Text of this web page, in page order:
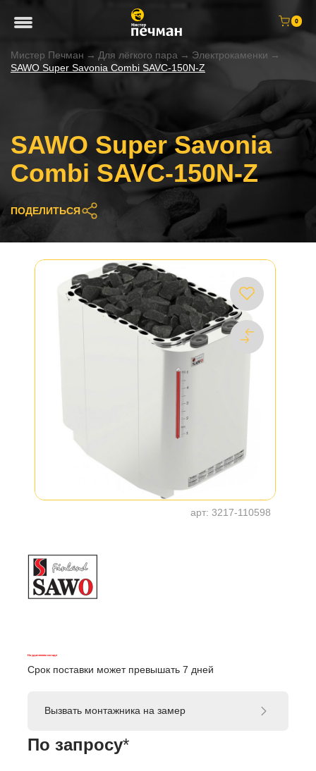
0
Мистер Печман → Для лёгкого пара → Электрокаменки →
SAWO Super Savonia Combi SAVC-150N-Z
SAWO Super Savonia
Combi SAVC-150N-Z
ПОДЕЛИТЬСЯ
арт: 3217-110598
На удаленном складе
Срок поставки может превышать 7 дней
По запросу*
Вызвать монтажника на замер